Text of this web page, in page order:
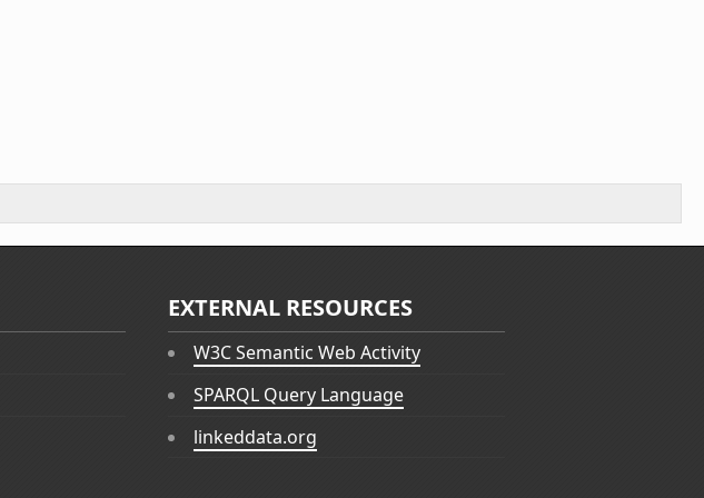
EXTERNAL RESOURCES
W3C Semantic Web Activity
SPARQL Query Language
linkeddata.org